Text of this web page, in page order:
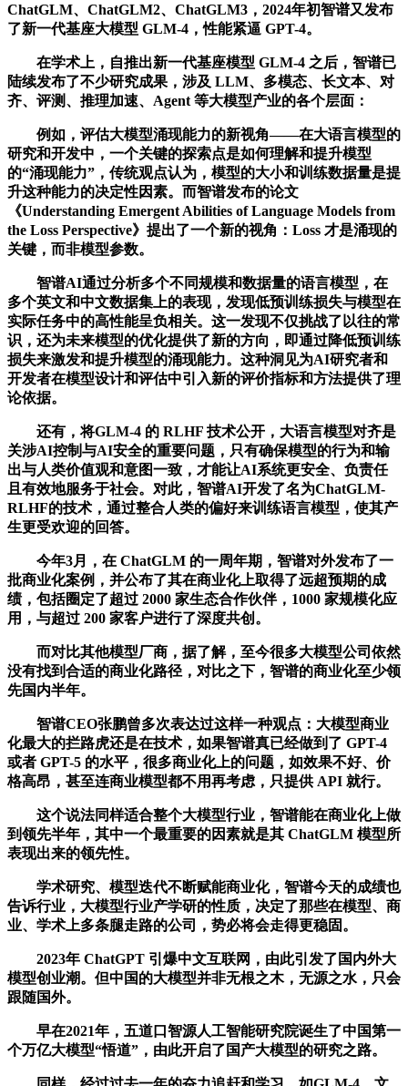
ChatGLM、ChatGLM2、ChatGLM3，2024年初智谱又发布
了新一代基座大模型 GLM-4，性能紧逼 GPT-4。
在学术上，自推出新一代基座模型 GLM-4 之后，智谱已
陆续发布了不少研究成果，涉及 LLM、多模态、长文本、对
齐、评测、推理加速、Agent 等大模型产业的各个层面：
例如，评估大模型涌现能力的新视角——在大语言模型的
研究和开发中，一个关键的探索点是如何理解和提升模型
的“涌现能力”，传统观点认为，模型的大小和训练数据量是提
升这种能力的决定性因素。而智谱发布的论文
《Understanding Emergent Abilities of Language Models from
the Loss Perspective》提出了一个新的视角：Loss 才是涌现的
关键，而非模型参数。
智谱AI通过分析多个不同规模和数据量的语言模型，在
多个英文和中文数据集上的表现，发现低预训练损失与模型在
实际任务中的高性能呈负相关。这一发现不仅挑战了以往的常
识，还为未来模型的优化提供了新的方向，即通过降低预训练
损失来激发和提升模型的涌现能力。这种洞见为AI研究者和
开发者在模型设计和评估中引入新的评价指标和方法提供了理
论依据。
还有，将GLM-4 的 RLHF 技术公开，大语言模型对齐是
关涉AI控制与AI安全的重要问题，只有确保模型的行为和输
出与人类价值观和意图一致，才能让AI系统更安全、负责任
且有效地服务于社会。对此，智谱AI开发了名为ChatGLM-
RLHF的技术，通过整合人类的偏好来训练语言模型，使其产
生更受欢迎的回答。
今年3月，在 ChatGLM 的一周年期，智谱对外发布了一
批商业化案例，并公布了其在商业化上取得了远超预期的成
绩，包括圈定了超过 2000 家生态合作伙伴，1000 家规模化应
用，与超过 200 家客户进行了深度共创。
而对比其他模型厂商，据了解，至今很多大模型公司依然
没有找到合适的商业化路径，对比之下，智谱的商业化至少领
先国内半年。
智谱CEO张鹏曾多次表达过这样一种观点：大模型商业
化最大的拦路虎还是在技术，如果智谱真已经做到了 GPT-4
或者 GPT-5 的水平，很多商业化上的问题，如效果不好、价
格高昂，甚至连商业模型都不用再考虑，只提供 API 就行。
这个说法同样适合整个大模型行业，智谱能在商业化上做
到领先半年，其中一个最重要的因素就是其 ChatGLM 模型所
表现出来的领先性。
学术研究、模型迭代不断赋能商业化，智谱今天的成绩也
告诉行业，大模型行业产学研的性质，决定了那些在模型、商
业、学术上多条腿走路的公司，势必将会走得更稳固。
2023年 ChatGPT 引爆中文互联网，由此引发了国内外大
模型创业潮。但中国的大模型并非无根之木，无源之水，只会
跟随国外。
早在2021年，五道口智源人工智能研究院诞生了中国第一
个万亿大模型“悟道”，由此开启了国产大模型的研究之路。